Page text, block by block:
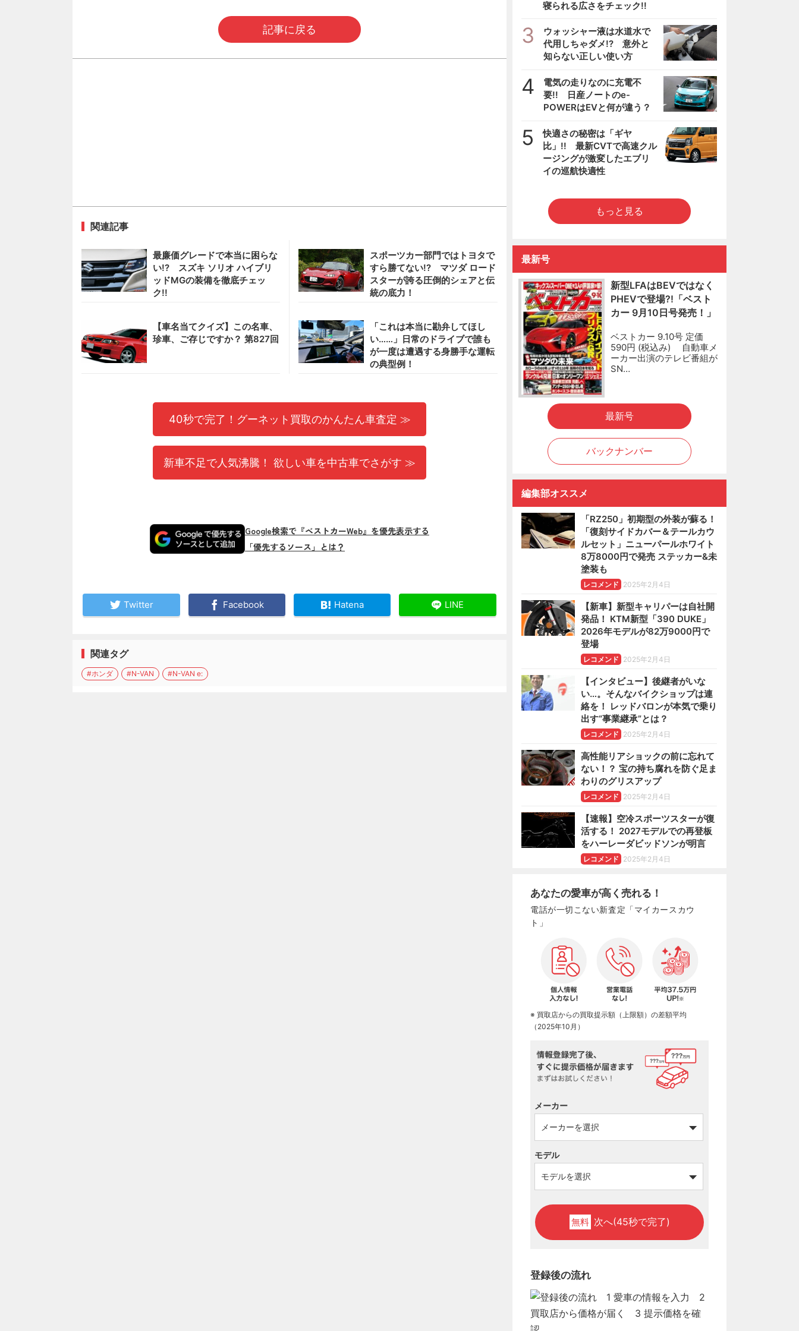
記事に戻る
関連記事
最廉価グレードで本当に困らな
い!? スズキ ソリオ ハイブリ
ッドMGの装備を徹底チェッ
ク!!
スポーツカー部門ではトヨタで
すら勝てない!? マツダ ロード
スターが誇る圧倒的シェアと伝
統の底力！
【車名当てクイズ】この名車、
珍車、ご存じですか？ 第827回
「これは本当に勘弁してほし
い……」日常のドライブで誰も
が一度は遭遇する身勝手な運転
の典型例！
40秒で完了！グーネット買取のかんたん車査定 ≫
新車不足で人気沸騰！ 欲しい車を中古車でさがす ≫
Google検索で『ベストカーWeb』を優先表示する
「優先するソース」とは？
Twitter Facebook Hatena LINE
関連タグ
#ホンダ #N-VAN #N-VAN e:
寝られる広さをチェック!!
3
ウォッシャー液は水道水で
代用しちゃダメ!? 意外と
知らない正しい使い方
4
電気の走りなのに充電不
要!! 日産ノートのe-
POWERはEVと何が違う？
5
快適さの秘密は「ギヤ
比」!! 最新CVTで高速クル
ージングが激変したエブリ
イの巡航快適性
もっと見る
最新号
新型LFAはBEVではなく
PHEVで登場?!「ベスト
カー 9月10日号発売！」
ベストカー 9.10号 定価
590円 (税込み) 自動車メ
ーカー出演のテレビ番組が
SN…
最新号
バックナンバー
編集部オススメ
「RZ250」初期型の外装が蘇る！
「復刻サイドカバー＆テールカウ
ルセット」ニューパールホワイト
8万8000円で発売 ステッカー&未
塗装も
レコメンド 2025年2月4日
【新車】新型キャリパーは自社開
発品！ KTM新型「390 DUKE」
2026年モデルが82万9000円で
登場
レコメンド 2025年2月4日
【インタビュー】後継者がいな
い…。そんなバイクショップは連
絡を！ レッドバロンが本気で乗り
出す“事業継承”とは？
レコメンド 2025年2月4日
高性能リアショックの前に忘れて
ない！？ 宝の持ち腐れを防ぐ足ま
わりのグリスアップ
レコメンド 2025年2月4日
【速報】空冷スポーツスターが復
活する！ 2027モデルでの再登板
をハーレーダビッドソンが明言
レコメンド 2025年2月4日
あなたの愛車が高く売れる！
電話が一切こない新査定「マイカースカウ
ト」
※ 買取店からの買取提示額（上限額）の差額平均
（2025年10月）
メーカー
モデル
無料 次へ(45秒で完了)
登録後の流れ